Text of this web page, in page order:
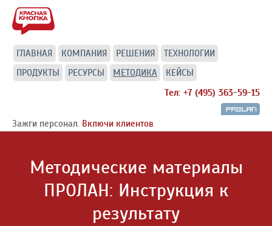
ГЛАВНАЯ КОМПАНИЯ РЕШЕНИЯ
ТЕХНОЛОГИИ
ПРОДУКТЫ
РЕСУРСЫ МЕТОДИКА
КЕЙСЫ
Тел: +7 (495) 363-59-15
Зажги персонал. Включи клиентов
Методические материалы
ПРОЛАН: Инструкция к
результату